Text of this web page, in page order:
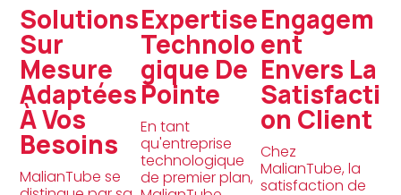
Solutions
Sur
Mesure
Adaptées
À Vos
Besoins
MalianTube se
Expertise
Technolo
Gique De
Pointe
En tant
qu'entreprise
technologique
de premier plan,
Engagem
Ent
Envers La
Satisfacti
On Client
Chez
MalianTube, la
satisfaction de